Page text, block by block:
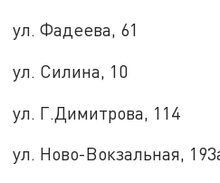
ул. Фадеева, 61
ул. Силина, 10
ул. Г.Димитрова, 114
ул. Ново-Вокзальная,